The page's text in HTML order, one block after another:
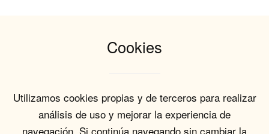
Cookies
Utilizamos cookies propias y de terceros para realizar
análisis de uso y mejorar la experiencia de
navegación. Si continúa navegando sin cambiar la